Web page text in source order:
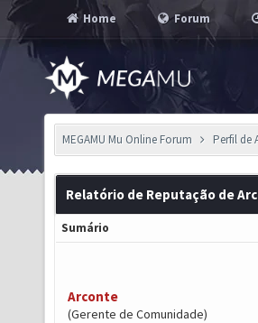
Home Forum
MEGAMU Mu Online Forum Perfil de
Relatório de Reputação de
Sumário
Arconte
(Gerente de Comunidade)